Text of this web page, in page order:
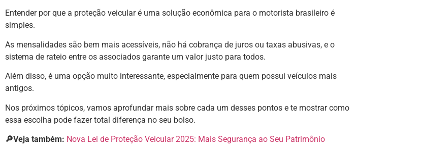
Entender por que a proteção veicular é uma solução econômica para o motorista brasileiro é
simples.
As mensalidades são bem mais acessíveis, não há cobrança de juros ou taxas abusivas, e o
sistema de rateio entre os associados garante um valor justo para todos.
Além disso, é uma opção muito interessante, especialmente para quem possui veículos mais
antigos.
Nos próximos tópicos, vamos aprofundar mais sobre cada um desses pontos e te mostrar como
essa escolha pode fazer total diferença no seu bolso.
🔎Veja também: Nova Lei de Proteção Veicular 2025: Mais Segurança ao Seu Patrimônio